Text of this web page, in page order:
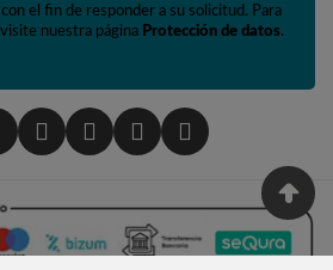
el fin de responder a su solicitud. Para
nuestra página Protección de datos.